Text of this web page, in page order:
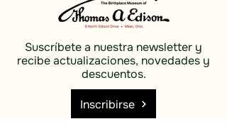
Suscríbete a nuestra newsletter y
recibe actualizaciones, novedades y
descuentos.
Inscribirse